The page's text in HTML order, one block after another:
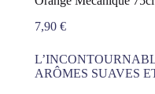
7,90 €
ARÔMES SUAVES